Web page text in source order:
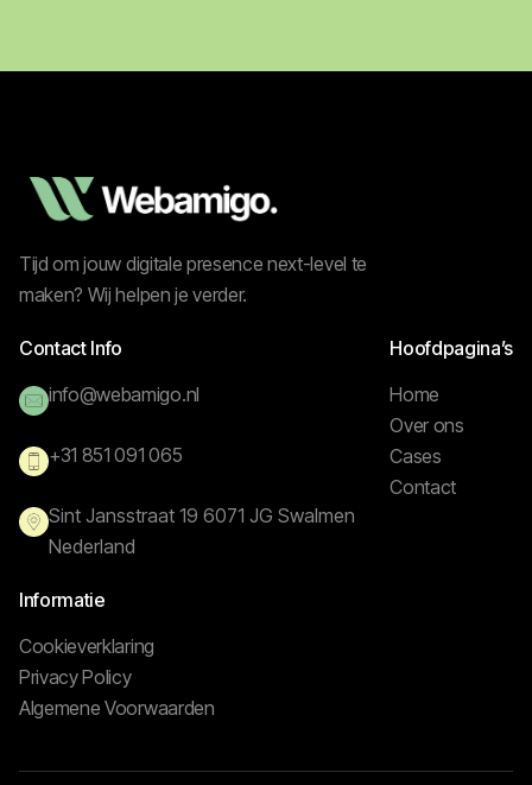
Tijd om jouw digitale presence next-level te
maken? Wij helpen je verder.
Contact Info
info@webamigo.nl
+31 851 091 065
Sint Jansstraat 19 6071 JG Swalmen
Nederland
Hoofdpagina’s
Home
Over ons
Cases
Contact
Informatie
Cookieverklaring
Privacy Policy
Algemene Voorwaarden